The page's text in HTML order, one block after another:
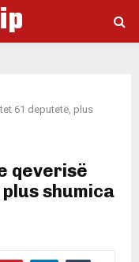
61 deputetë, plus
qeverisë
shumica